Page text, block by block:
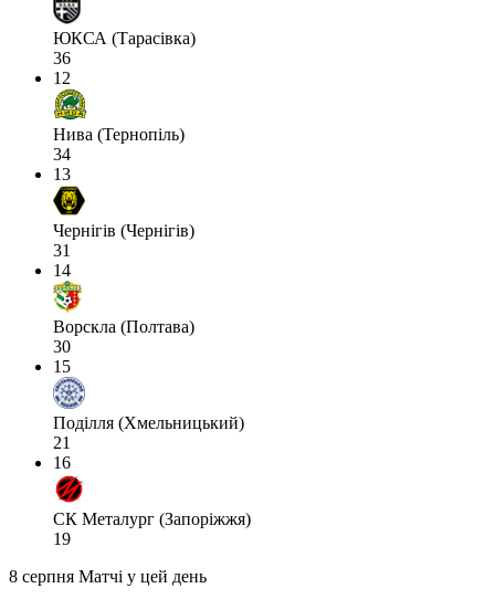
ЮКСА (Тарасівка)
36
12
Нива (Тернопіль)
34
13
Чернігів (Чернігів)
31
14
Ворскла (Полтава)
30
15
Поділля (Хмельницький)
21
16
СК Металург (Запоріжжя)
19
8 серпня Матчі у цей день